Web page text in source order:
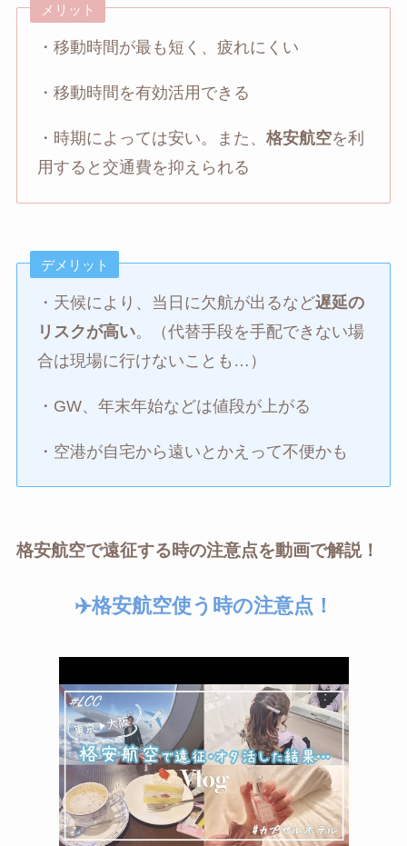
メリット
・移動時間が最も短く、疲れにくい
・移動時間を有効活用できる
・時期によっては安い。また、格安航空を利
用すると交通費を抑えられる
デメリット
・天候により、当日に欠航が出るなど遅延の
リスクが高い。（代替手段を手配できない場
合は現場に行けないことも…）
・GW、年末年始などは値段が上がる
・空港が自宅から遠いとかえって不便かも
格安航空で遠征する時の注意点を動画で解説！
✈️格安航空使う時の注意点！